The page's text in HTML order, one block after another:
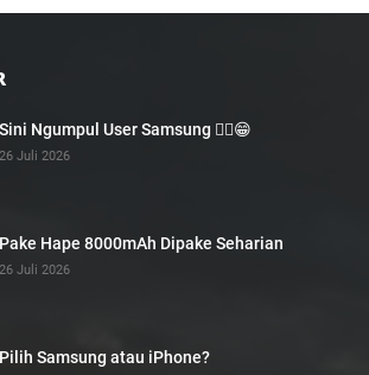
Sini Ngumpul User Samsung ☝🏻😁
26 Juli 2026
Pake Hape 8000mAh Dipake Seharian
26 Juli 2026
Pilih Samsung atau iPhone?